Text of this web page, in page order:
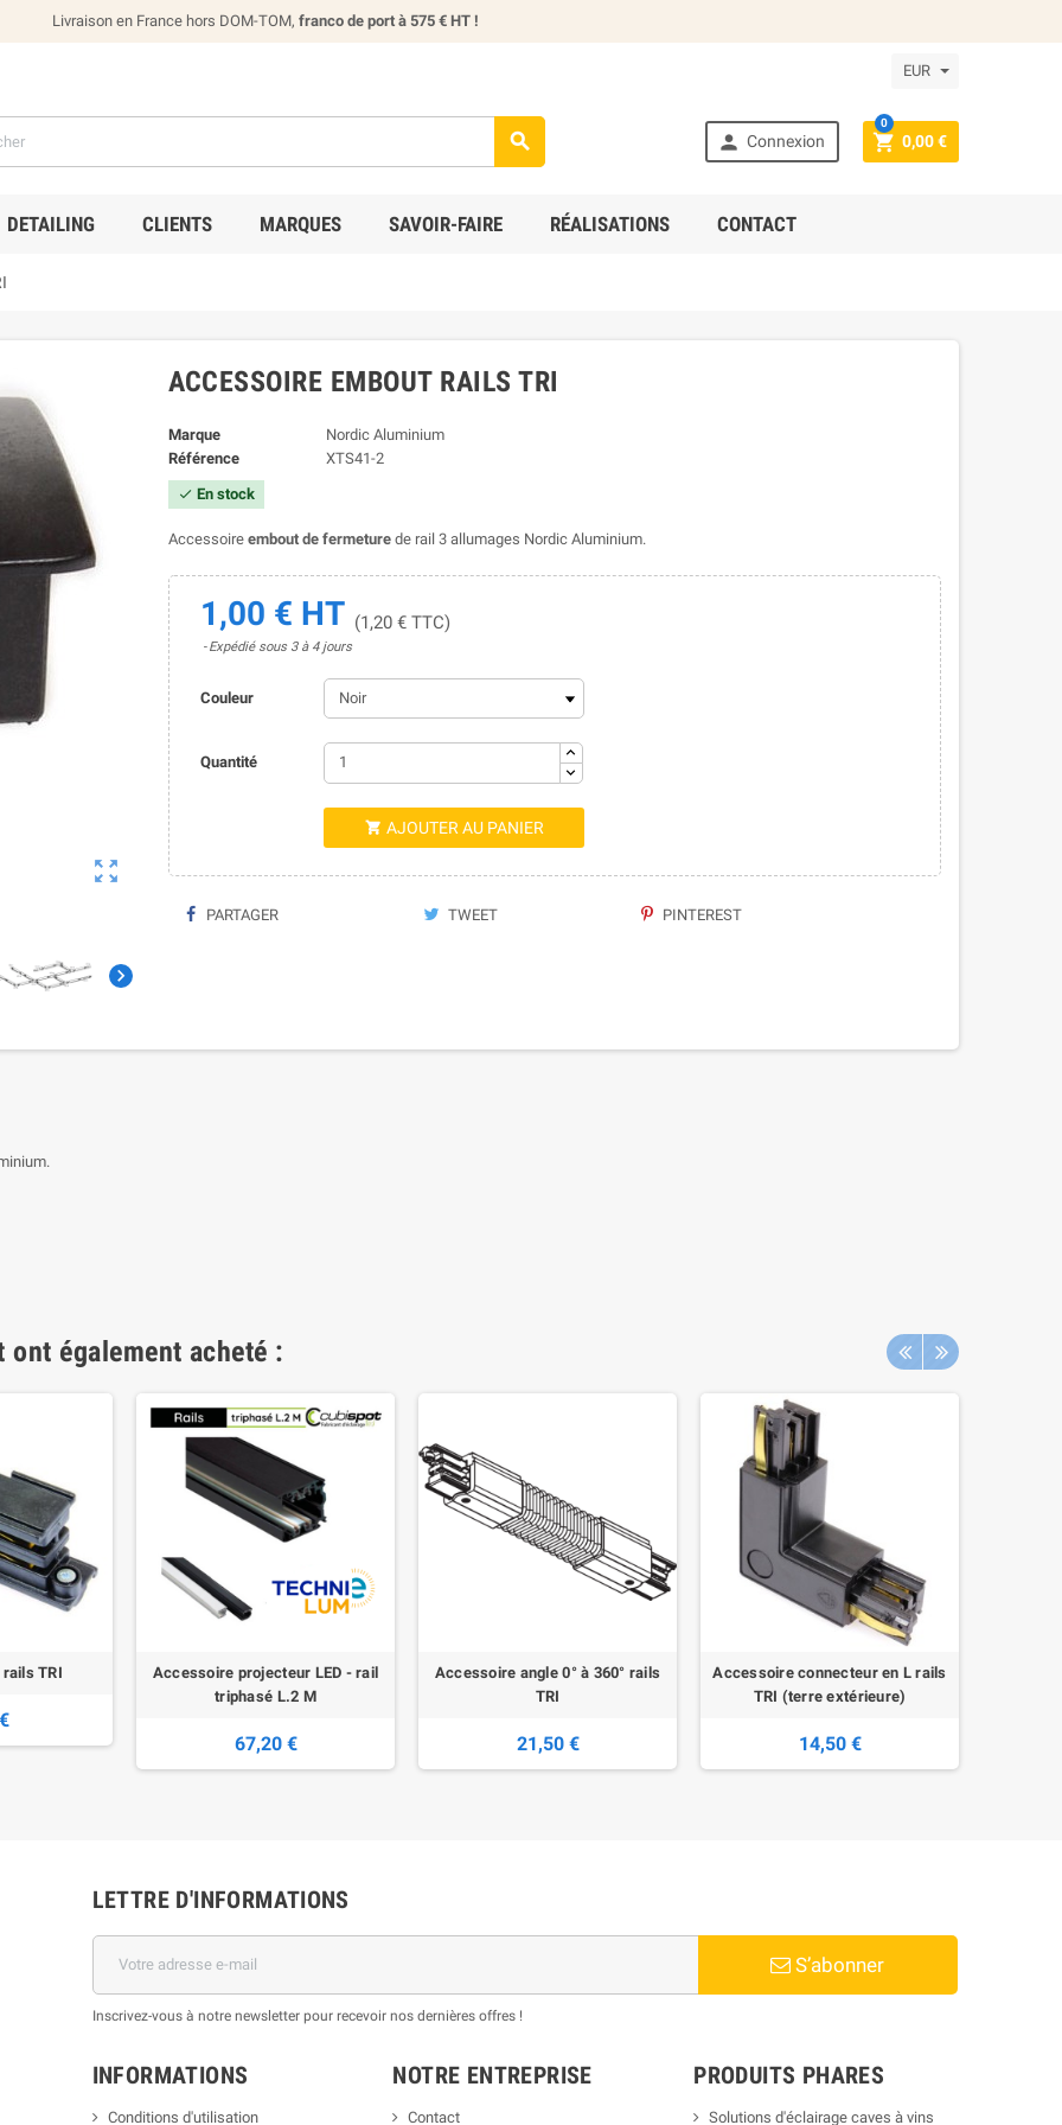
Livraison en France hors DOM-TOM, franco de port à 575 € HT !
EUR
  Connexion  0,00 €
0
DETAILING CLIENTS MARQUES SAVOIR-FAIRE RÉALISATIONS CONTACT


ACCESSOIRE EMBOUT RAILS TRI
Marque
Nordic Aluminium
Référence
XTS41-2
 En stock
Accessoire embout de fermeturede rail 3 allumages Nordic Aluminium.
1,00 € HT (1,20 € TTC)
Expédié sous 3 à 4 jours
Couleur
Quantité
 AJOUTER AU PANIER
PARTAGER TWEET PINTEREST
également acheté :
TRI
Accessoire projecteur LED - rail
triphasé L.2 M
67,20 €
Accessoire angle 0° à 360° rails
TRI
21,50 €
Accessoire connecteur en L rails
TRI (terre extérieure)
14,50 €
LETTRE D'INFORMATIONS
S’abonner
Inscrivez-vous à notre newsletter pour recevoir nos dernières offres !
INFORMATIONS
Conditions d'utilisation
NOTRE ENTREPRISE
Contact
PRODUITS PHARES
Solutions d'éclairage caves à vins